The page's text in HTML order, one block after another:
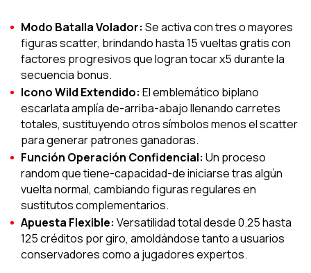
Modo Batalla Volador: Se activa con tres o mayores
figuras scatter, brindando hasta 15 vueltas gratis con
factores progresivos que logran tocar x5 durante la
secuencia bonus.
Icono Wild Extendido: El emblemático biplano
escarlata amplía de-arriba-abajo llenando carretes
totales, sustituyendo otros símbolos menos el scatter
para generar patrones ganadoras.
Función Operación Confidencial: Un proceso
random que tiene-capacidad-de iniciarse tras algún
vuelta normal, cambiando figuras regulares en
sustitutos complementarios.
Apuesta Flexible: Versatilidad total desde 0.25 hasta
125 créditos por giro, amoldándose tanto a usuarios
conservadores como a jugadores expertos.